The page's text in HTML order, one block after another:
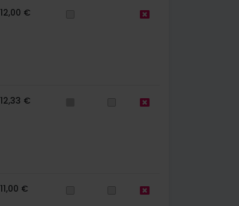
12,00 €
12,33 €
11,00 €